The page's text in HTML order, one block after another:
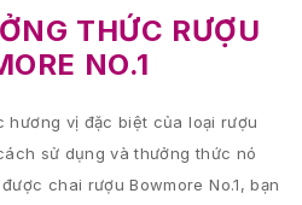
THỨC RƯỢU
NO.1
vị đặc biệt của loại rượu
sử dụng và thưởng thức nó
chai rượu Bowmore No.1, bạn